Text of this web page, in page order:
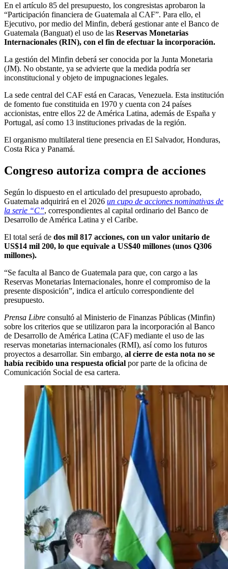
En el artículo 85 del presupuesto, los congresistas aprobaron la
“Participación financiera de Guatemala al CAF”. Para ello, el
Ejecutivo, por medio del Minfin, deberá gestionar ante el Banco de
Guatemala (Banguat) el uso de las Reservas Monetarias
Internacionales (RIN), con el fin de efectuar la incorporación.
La gestión del Minfin deberá ser conocida por la Junta Monetaria
(JM). No obstante, ya se advierte que la medida podría ser
inconstitucional y objeto de impugnaciones legales.
La sede central del CAF está en Caracas, Venezuela. Esta institución
de fomento fue constituida en 1970 y cuenta con 24 países
accionistas, entre ellos 22 de América Latina, además de España y
Portugal, así como 13 instituciones privadas de la región.
El organismo multilateral tiene presencia en El Salvador, Honduras,
Costa Rica y Panamá.
Congreso autoriza compra de acciones
Según lo dispuesto en el articulado del presupuesto aprobado,
Guatemala adquirirá en el 2026 un cupo de acciones nominativas de
la serie “C”, correspondientes al capital ordinario del Banco de
Desarrollo de América Latina y el Caribe.
El total será de dos mil 817 acciones, con un valor unitario de
US$14 mil 200, lo que equivale a US$40 millones (unos Q306
millones).
“Se faculta al Banco de Guatemala para que, con cargo a las
Reservas Monetarias Internacionales, honre el compromiso de la
presente disposición”, indica el artículo correspondiente del
presupuesto.
Prensa Libre consultó al Ministerio de Finanzas Públicas (Minfin)
sobre los criterios que se utilizaron para la incorporación al Banco
de Desarrollo de América Latina (CAF) mediante el uso de las
reservas monetarias internacionales (RMI), así como los futuros
proyectos a desarrollar. Sin embargo, al cierre de esta nota no se
había recibido una respuesta oficial por parte de la oficina de
Comunicación Social de esa cartera.